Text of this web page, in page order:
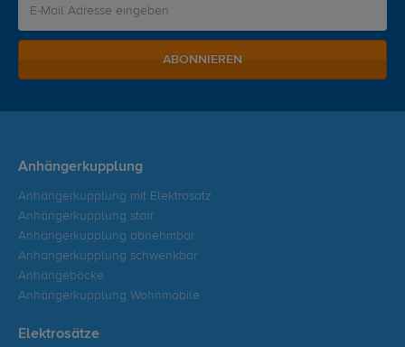
ABONNIEREN
Anhängerkupplung
Anhängerkupplung mit Elektrosatz
Anhängerkupplung starr
Anhängerkupplung abnehmbar
Anhängerkupplung schwenkbar
Anhängeböcke
Anhängerkupplung Wohnmobile
Elektrosätze